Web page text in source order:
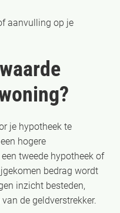
aanvulling op je
je hypotheek te
hogere
tweede hypotheek of
bedrag wordt
inzicht besteden,
de geldverstrekker.